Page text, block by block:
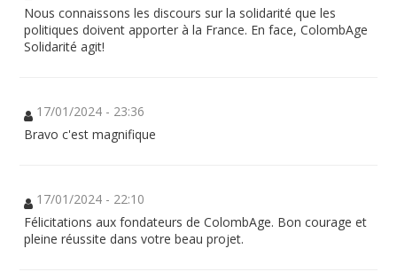
Nous connaissons les discours sur la solidarité que les
politiques doivent apporter à la France. En face, ColombAge
Solidarité agit!
17/01/2024 - 23:36
Bravo c'est magnifique
17/01/2024 - 22:10
Félicitations aux fondateurs de ColombAge. Bon courage et
pleine réussite dans votre beau projet.